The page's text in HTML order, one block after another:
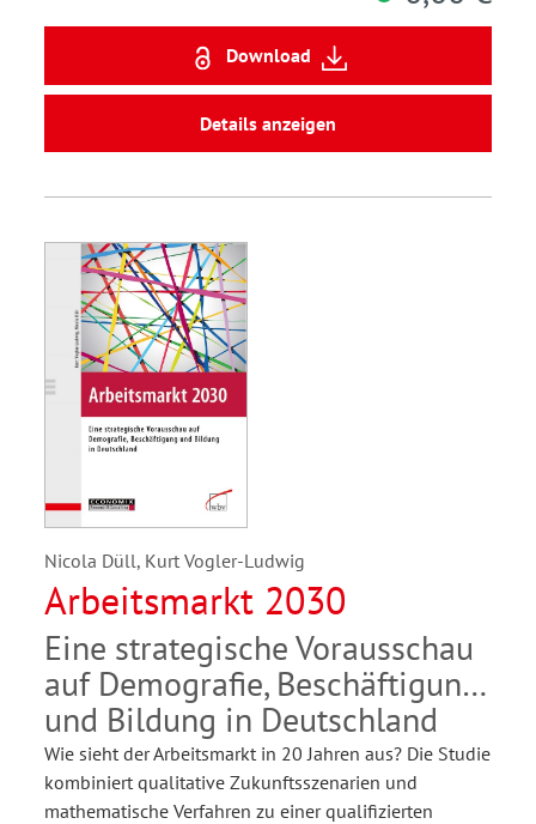
Download
Details anzeigen
Nicola Düll, Kurt Vogler-Ludwig
Arbeitsmarkt 2030
Eine strategische Vorausschau
auf Demografie, Beschäftigung
und Bildung in Deutschland
Wie sieht der Arbeitsmarkt in 20 Jahren aus? Die Studie
kombiniert qualitative Zukunftsszenarien und
mathematische Verfahren zu einer qualifizierten